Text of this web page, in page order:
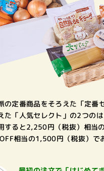
の定番商品をそろえた「定番
た「人気セレクト」の2つの
すると2,250円（税抜）相当
相当の1,500円（税抜）で